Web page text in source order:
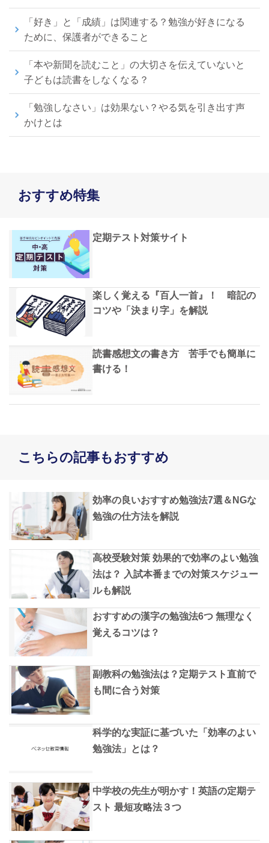
「好き」と「成績」は関連する？勉強が好きになる
ために、保護者ができること
「本や新聞を読むこと」の大切さを伝えていないと
子どもは読書をしなくなる？
「勉強しなさい」は効果ない？やる気を引き出す声
かけとは
おすすめ特集
定期テスト対策サイト
楽しく覚える『百人一首』！ 暗記の
コツや「決まり字」を解説
読書感想文の書き方 苦手でも簡単に
書ける！
こちらの記事もおすすめ
効率の良いおすすめ勉強法7選＆NGな
勉強の仕方法を解説
高校受験対策 効果的で効率のよい勉強
法は？ 入試本番までの対策スケジュー
ルも解説
おすすめの漢字の勉強法6つ 無理なく
覚えるコツは？
副教科の勉強法は？定期テスト直前で
も間に合う対策
科学的な実証に基づいた「効率のよい
勉強法」とは？
中学校の先生が明かす！英語の定期テ
スト 最短攻略法３つ